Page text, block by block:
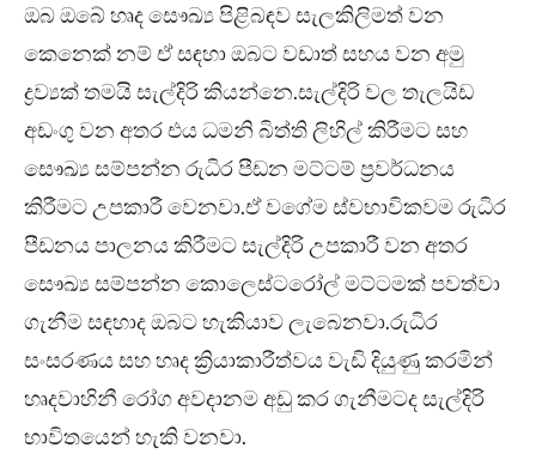
ඔබ ඔබේ හෘද සෞඛ්‍ය පිළිබඳව සැලකිලිමත් වන
කෙනෙක් නම් ඒ සඳහා ඔබට වඩාත් සහය වන අමු
ද්‍රව්‍යක් තමයි සැල්දිරි කියන්නෙ.සැල්දිරි වල තැලයිඩ
අඩංගු වන අතර එය ධමනි බිත්ති ලිහිල් කිරීමට සහ
සෞඛ්‍ය සම්පන්න රුධිර පීඩන මට්ටම් ප්‍රවර්ධනය
කිරීමට උපකාරී වෙනවා.ඒ වගේම ස්වභාවිකවම රුධිර
පීඩනය පාලනය කිරීමට සැල්දිරි උපකාරී වන අතර
සෞඛ්‍ය සම්පන්න කොලෙස්ටරෝල් මට්ටමක් පවත්වා
ගැනීම සඳහාද ඔබට හැකියාව ලැබෙනවා.රුධිර
සංසරණය සහ හෘද ක්‍රියාකාරීත්වය වැඩි දියුණු කරමින්
හෘදවාහිනී රෝග අවදානම අඩු කර ගැනීමටද සැල්දිරි
භාවිතයෙන් හැකි වනවා.